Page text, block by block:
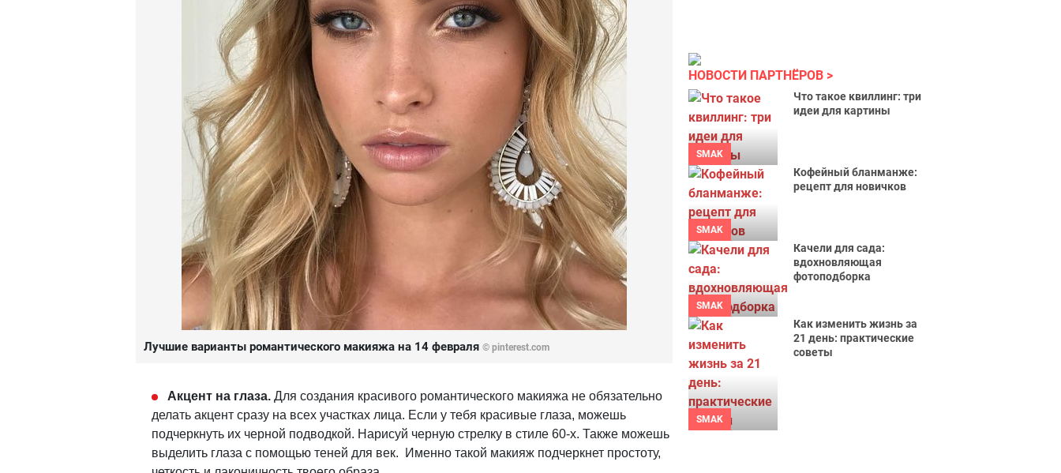
Лучшие варианты романтического макияжа на 14 февраля © pinterest.com
Акцент на глаза. Для создания красивого романтического макияжа не обязательно
делать акцент сразу на всех участках лица. Если у тебя красивые глаза, можешь
подчеркнуть их черной подводкой. Нарисуй черную стрелку в стиле 60-х. Также можешь
выделить глаза с помощью теней для век. Именно такой макияж подчеркнет простоту,
НОВОСТИ ПАРТНЁРОВ
SMAK
Что такое квиллинг: три
идеи для картины
SMAK
Кофейный бланманже:
рецепт для новичков
SMAK
Качели для сада:
вдохновляющая
фотоподборка
SMAK
Как изменить жизнь за
21 день: практические
советы